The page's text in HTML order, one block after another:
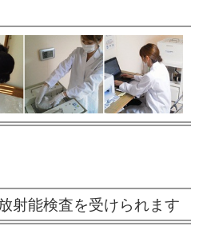
射能検査を受けられます